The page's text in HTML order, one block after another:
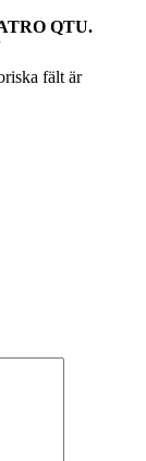
QTU.
fält är